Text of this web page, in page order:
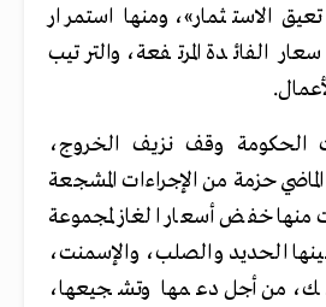
الاستثمار»، ومنها استمرار
الفائدة المرتفعة، والترتيب
الحكومة وقف نزيف الخروج،
حزمة من الإجراءات المشجعة
منها خفض أسعار الغاز لمجموعة
الحديد والصلب، والإسمنت،
من أجل دعمها وتشجيعها،